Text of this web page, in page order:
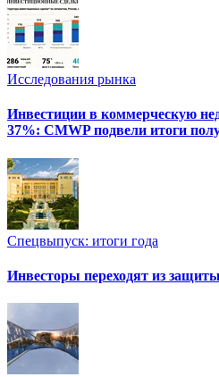
Исследования рынка
Инвестиции в коммерческую
37%: CMWP подвели итоги
Спецвыпуск: итоги года
Инвесторы переходят из